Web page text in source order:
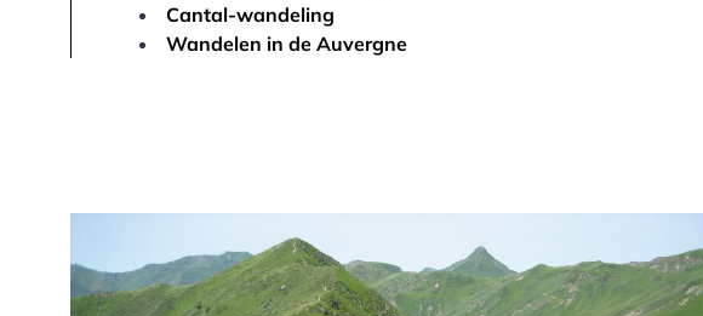
Cantal-wandeling
Wandelen in de Auvergne